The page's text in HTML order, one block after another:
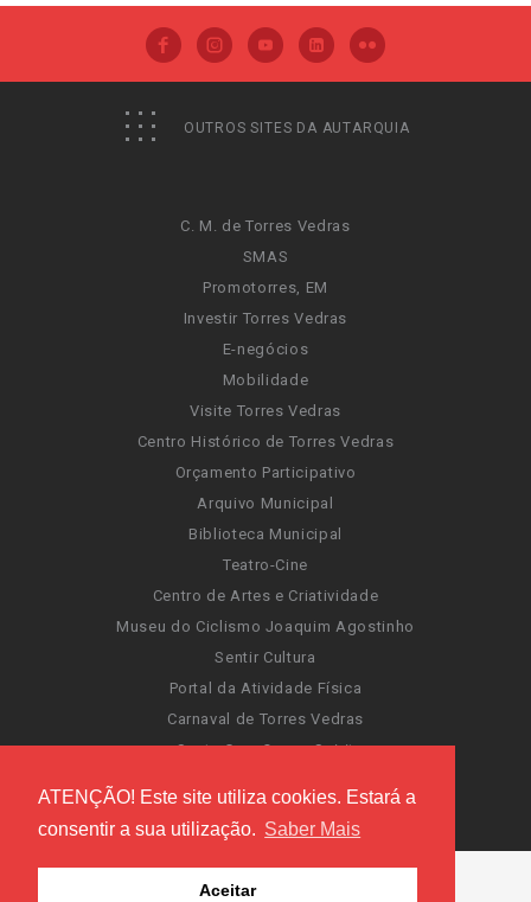
ATENÇÃO! Este site utiliza cookies. Estará a
consentir a sua utilização. Saber Mais
Aceitar
OUTROS SITES DA AUTARQUIA
C. M. de Torres Vedras
SMAS
Promotorres, EM
Investir Torres Vedras
E-negócios
Mobilidade
Visite Torres Vedras
Centro Histórico de Torres Vedras
Orçamento Participativo
Arquivo Municipal
Biblioteca Municipal
Teatro-Cine
Centro de Artes e Criatividade
Museu do Ciclismo Joaquim Agostinho
Sentir Cultura
Portal da Atividade Física
Carnaval de Torres Vedras
Santa Cruz Ocean Spirit